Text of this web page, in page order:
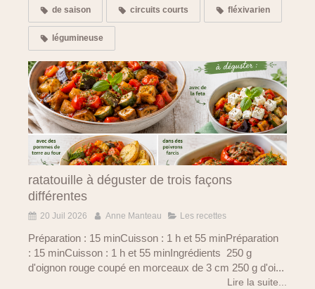
de saison circuits courts fléxivarien
légumineuse
ratatouille à déguster de trois façons
différentes
20 Juil 2026 Anne Manteau Les recettes
Préparation : 15 minCuisson : 1 h et 55 minPréparation
: 15 minCuisson : 1 h et 55 minIngrédients 250 g
d'oignon rouge coupé en morceaux de 3 cm 250 g d'oi...
Lire la suite...